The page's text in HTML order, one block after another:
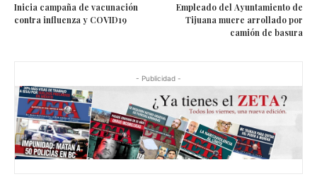
Inicia campaña de vacunación
contra influenza y COVID19
Empleado del Ayuntamiento de
Tijuana muere arrollado por
camión de basura
- Publicidad -